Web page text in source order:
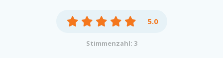
5.0
Stimmenzahl: 3